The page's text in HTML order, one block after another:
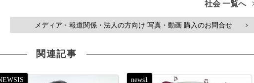
社会 一覧へ
メディア・報道関係・法人の方向け 写真・動画 購入のお問合せ >
関連記事